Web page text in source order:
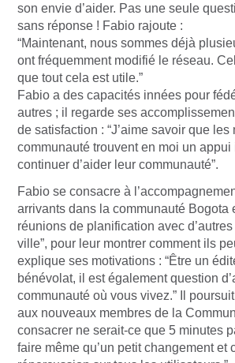
son envie d’aider. Pas une seule
sans réponse ! Fabio rajoute :
“Maintenant, nous sommes déjà
ont fréquemment modifié le réseau.
que tout cela est utile.”
Fabio a des capacités innées pour
autres ; il regarde ses
de satisfaction : “J’aime savoir que les
communauté trouvent en moi un appui
continuer d’aider leur communauté”.
Fabio se consacre à
arrivants dans la communauté Bogota
réunions de planification avec
ville”, pour leur montrer comment ils
explique ses motivations : “Être un
bénévolat, il est également question
communauté où vous vivez.” Il poursuit
aux nouveaux membres de la
consacrer ne serait-ce que 5 minutes
faire même qu’un petit changement et